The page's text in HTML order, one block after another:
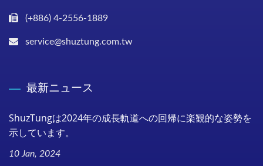
(+886) 4-2556-1889
service@shuztung.com.tw
最新ニュース
ShuzTungは2024年の成長軌道への回帰に楽観的な姿勢を
示しています。
10 Jan, 2024